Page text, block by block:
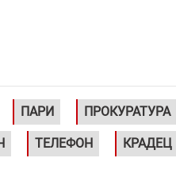
ПАРИ ПРОКУРАТУРА
ТЕЛЕФОН КРАДЕЦ